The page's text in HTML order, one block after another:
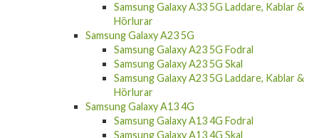
Samsung Galaxy A33 5G Laddare, Kablar &
Hörlurar
Samsung Galaxy A23 5G
Samsung Galaxy A23 5G Fodral
Samsung Galaxy A23 5G Skal
Samsung Galaxy A23 5G Laddare, Kablar &
Hörlurar
Samsung Galaxy A13 4G
Samsung Galaxy A13 4G Fodral
Samsung Galaxy A13 4G Skal